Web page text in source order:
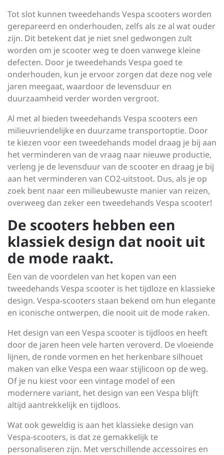
Tot slot kunnen tweedehands Vespa scooters worden
gerepareerd en onderhouden, zelfs als ze al wat ouder
zijn. Dit betekent dat je niet snel gedwongen zult
worden om je scooter weg te doen vanwege kleine
defecten. Door je tweedehands Vespa goed te
onderhouden, kun je ervoor zorgen dat deze nog vele
jaren meegaat, waardoor de levensduur en
duurzaamheid verder worden vergroot.
Al met al bieden tweedehands Vespa scooters een
milieuvriendelijke en duurzame transportoptie. Door
te kiezen voor een tweedehands model draag je bij aan
het verminderen van de vraag naar nieuwe productie,
verleng je de levensduur van de scooter en draag je bij
aan het verminderen van CO2-uitstoot. Dus, als je op
zoek bent naar een milieubewuste manier van reizen,
overweeg dan zeker een tweedehands Vespa scooter!
De scooters hebben een
klassiek design dat nooit uit
de mode raakt.
Een van de voordelen van het kopen van een
tweedehands Vespa scooter is het tijdloze en klassieke
design. Vespa-scooters staan bekend om hun elegante
en iconische ontwerpen, die nooit uit de mode raken.
Het design van een Vespa scooter is tijdloos en heeft
door de jaren heen vele harten veroverd. De vloeiende
lijnen, de ronde vormen en het herkenbare silhouet
maken van elke Vespa een waar stijlicoon op de weg.
Of je nu kiest voor een vintage model of een
modernere variant, het design van een Vespa blijft
altijd aantrekkelijk en tijdloos.
Wat ook geweldig is aan het klassieke design van
Vespa-scooters, is dat ze gemakkelijk te
personaliseren zijn. Met verschillende accessoires en